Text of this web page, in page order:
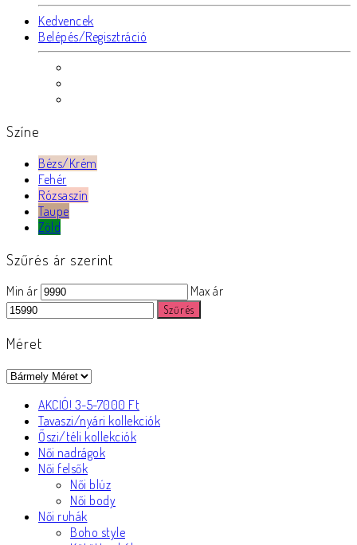
Kedvencek
Belépés/Regisztráció
Színe
Bézs/Krém
Fehér
Rózsaszín
Taupe
Zöld
Szűrés ár szerint
Min ár Max ár
Szűrés
Méret
AKCIÓ! 3-5-7000 Ft
Tavaszi/nyári kollekciók
Őszi/téli kollekciók
Női nadrágok
Női felsők
Női blúz
Női body
Női ruhák
Boho style